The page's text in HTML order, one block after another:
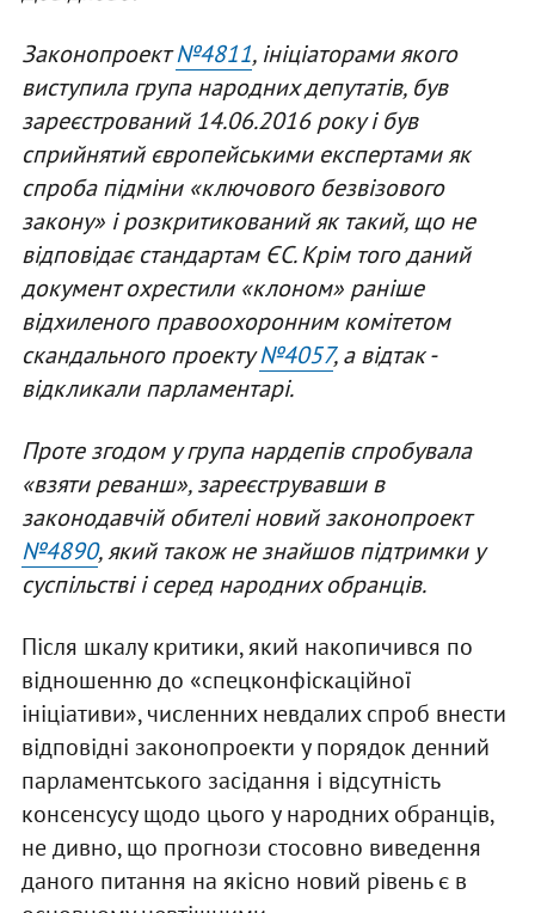
Законопроект№4811, ініціаторами якого
виступила група народних депутатів, був
зареєстрований 14.06.2016 року і був
сприйнятий європейськими експертами як
спроба підміни «ключового безвізового
закону» і розкритикований як такий, що не
відповідає стандартам ЄС. Крім того даний
документ охрестили «клоном» раніше
відхиленого правоохоронним комітетом
скандального проекту№4057, а відтак -
відкликали парламентарі.
Проте згодом у група нардепів спробувала
«взяти реванш», зареєструвавши в
законодавчій обителі новий законопроект
№4890, який також не знайшов підтримки у
суспільстві і серед народних обранців.
Після шкалу критики, який накопичився по
відношенню до «спецконфіскаційної
ініціативи», численних невдалих спроб внести
відповідні законопроекти у порядок денний
парламентського засідання і відсутність
консенсусу щодо цього у народних обранців,
не дивно, що прогнози стосовно виведення
даного питання на якісно новий рівень є в